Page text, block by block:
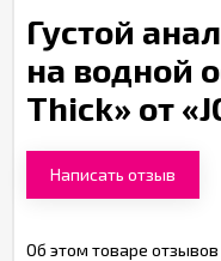
Густой
на водной
Thick» от
Написать отзыв
Об этом товаре